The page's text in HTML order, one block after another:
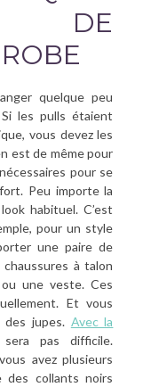
DE
quelque peu
les pulls étaient
vous devez les
est de même pour
pour se
Peu importe la
habituel. C’est
pour un style
une paire de
à talon
une veste. Ces
Et vous
des jupes. Avec la
pas difficile.
avez plusieurs
des collants noirs